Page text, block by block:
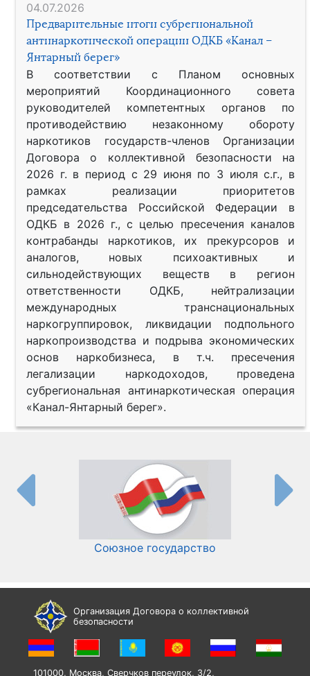
04.07.2026
Предварительные итоги субрегиональной
антинаркотической операции ОДКБ «Канал –
Янтарный берег»
В соответствии с Планом основных
мероприятий Координационного совета
руководителей компетентных органов по
противодействию незаконному обороту
наркотиков государств-членов Организации
Договора о коллективной безопасности на
2026 г. в период с 29 июня по 3 июля с.г., в
рамках реализации приоритетов
председательства Российской Федерации в
ОДКБ в 2026 г., с целью пресечения каналов
контрабанды наркотиков, их прекурсоров и
аналогов, новых психоактивных и
сильнодействующих веществ в регион
ответственности ОДКБ, нейтрализации
международных транснациональных
наркогруппировок, ликвидации подпольного
наркопроизводства и подрыва экономических
основ наркобизнеса, в т.ч. пресечения
легализации наркодоходов, проведена
субрегиональная антинаркотическая операция
«Канал-Янтарный берег».
Союзное государство
Организация Договора о коллективной
безопасности
101000, Москва, Сверчков переулок, 3/2,